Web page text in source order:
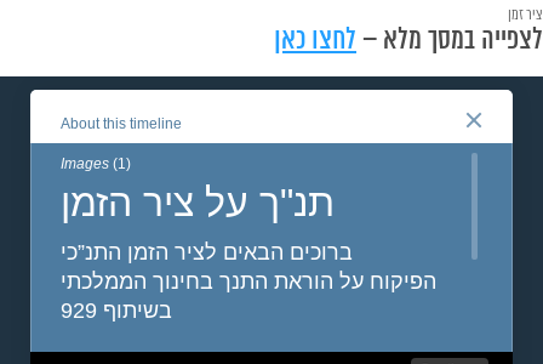
ציר זמן
לצפייה במסך מלא – לחצו כאן